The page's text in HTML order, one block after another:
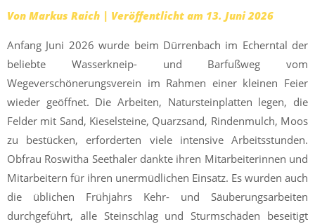
Von Markus Raich | Veröffentlicht am 13. Juni 2026
Anfang Juni 2026 wurde beim Dürrenbach im Echerntal der
beliebte Wasserkneip- und Barfußweg vom
Wegeverschönerungsverein im Rahmen einer kleinen Feier
wieder geöffnet. Die Arbeiten, Natursteinplatten legen, die
Felder mit Sand, Kieselsteine, Quarzsand, Rindenmulch, Moos
zu bestücken, erforderten viele intensive Arbeitsstunden.
Obfrau Roswitha Seethaler dankte ihren Mitarbeiterinnen und
Mitarbeitern für ihren unermüdlichen Einsatz. Es wurden auch
die üblichen Frühjahrs Kehr- und Säuberungsarbeiten
durchgeführt, alle Steinschlag und Sturmschäden beseitigt